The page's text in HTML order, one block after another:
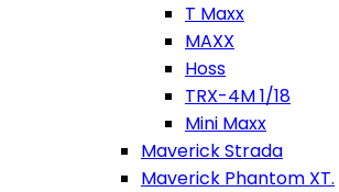
T Maxx
MAXX
Hoss
TRX-4M 1/18
Mini Maxx
Maverick Strada
Maverick Phantom XT.